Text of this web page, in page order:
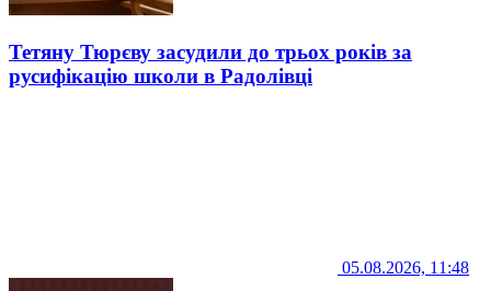
Тетяну Тюрєву засудили до трьох років за
русифікацію школи в Радолівці
05.08.2026, 11:48